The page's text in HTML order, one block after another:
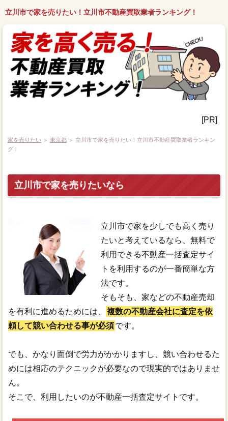
立川市で家を売りたい！立川市不動産買取業者ランキング！
[PR]
家を売りたい ＞ 東京都 ＞ 立川市で家を売りたい！立川市不動産買取業者ランキン
グ！
立川市で家を売りたいなら
立川市で家を少しでも高く売り
たいと考えているなら、無料で
利用できる不動産一括査定サイ
トを利用するのが一番簡単な方
法です。
そもそも、家などの不動産売却
を有利に進めるためには、
複数の不動産会社に査定を依
頼して競い合わせる事が必須です。
でも、かなり面倒で労力がかかりますし、競い合わせるた
めには相応のテクニックが必要なので現実的ではありませ
ん。
そこで、利用したいのが不動産一括査定サイトです。